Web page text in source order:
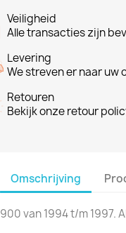
Veiligheid
Alle transacties zijn
Levering
We streven er naar uw
Retouren
Bekijk onze retour
Omschrijving
900 van 1994 t/m 1997.